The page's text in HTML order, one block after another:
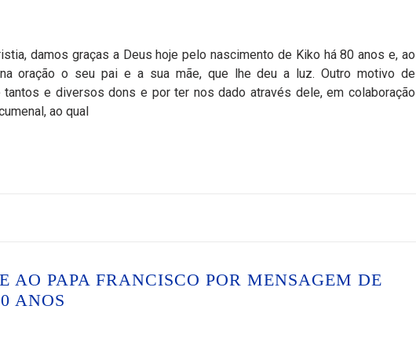
damos graças a Deus hoje pelo nascimento de Kiko há 80 anos e, ao
oração o seu pai e a sua mãe, que lhe deu a luz. Outro motivo de
e diversos dons e por ter nos dado através dele, em colaboração
ao qual
AO PAPA FRANCISCO POR MENSAGEM DE
ANOS